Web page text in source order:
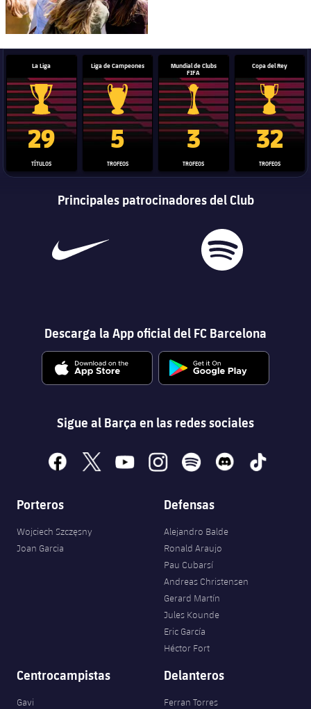
La Liga
Trofeo de La Liga
29
TÍTULOS
Liga de Campeones
Trofeo de la Liga de Campeones
5
TROFEOS
Mundial de Clubs
FIFA
Trofeo del Mundial de
3
TROFEOS
Copa del Rey
Copa del
32
TROFEOS
Principales patrocinadores del Club
Descarga la App oficial del FC Barcelona
Sigue al Barça en las redes sociales
facebook
x youtubeinstagramspotify discord tiktok
Porteros
Wojciech Szczęsny
Joan Garcia
Defensas
Alejandro Balde
Ronald Araujo
Pau Cubarsí
Andreas Christensen
Gerard Martín
Jules Kounde
Eric García
Héctor Fort
Centrocampistas
Gavi
Delanteros
Ferran Torres